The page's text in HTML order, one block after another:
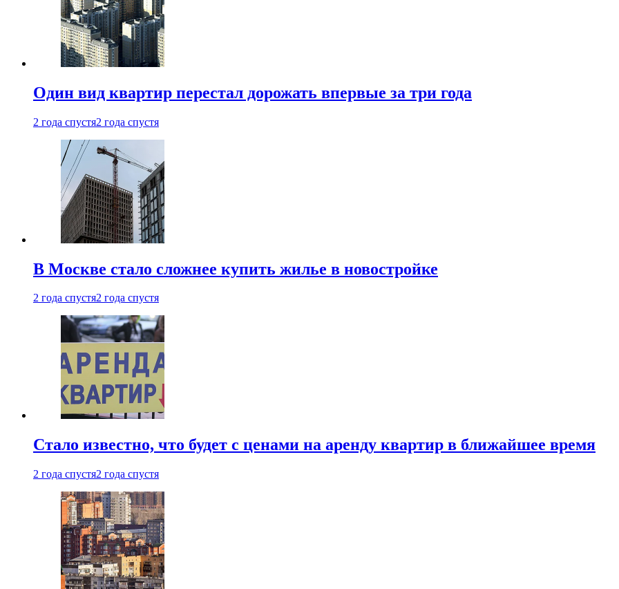
Один вид квартир перестал дорожать впервые за три года
2 года спустя2 года спустя
В Москве стало сложнее купить жилье в новостройке
2 года спустя2 года спустя
Стало известно, что будет с ценами на аренду квартир в ближайшее время
2 года спустя2 года спустя